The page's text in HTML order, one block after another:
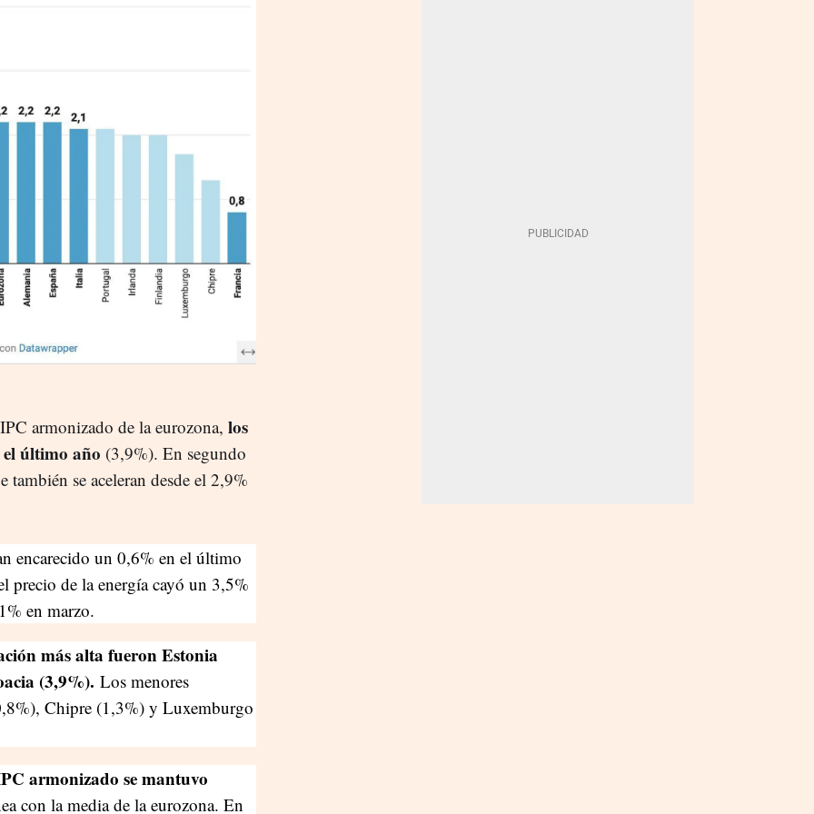
armonizado de la eurozona, los
el último año (3,9%). En segundo
se aceleran desde el 2,9%
encarecido un 0,6% en el último
precio de la energía cayó un 3,5%
en marzo.
más alta fueron Estonia
(3,9%). Los menores
Chipre (1,3%) y Luxemburgo
armonizado se mantuvo
con la media de la eurozona. En